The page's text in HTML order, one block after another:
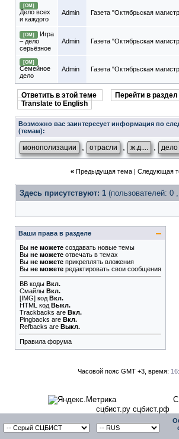
[ОМ]
Дело всех
и каждого
Admin Газета "Октябрьская
[ОМ]
Игра
– дело
серьёзное
Admin Газета "Октябрьская
[ОМ]
Семейное
дело
Admin Газета "Октябрьская
Ответить в этой теме
Перейти в
Translate to English
Возможно вас заинтересует информация по
(темам):
монополизации отрасли ж.д.... дело
« Предыдущая тема| Следующая
Здесь присутствуют: 1 (пользователей: 0
Ваши права в разделе
Вы не можете создавать новые темы
Вы не можете отвечать в темах
Вы не можете прикреплять вложения
Вы не можете редактировать свои сообщения
BB коды Вкл.
Смайлы Вкл.
[IMG] код Вкл.
HTML код Выкл.
Trackbacks are Вкл.
Pingbacks are Вкл.
Refbacks are Выкл.
Правила форума
Часовой пояс GMT +3, время:
сцбист.ру сцбист.рф